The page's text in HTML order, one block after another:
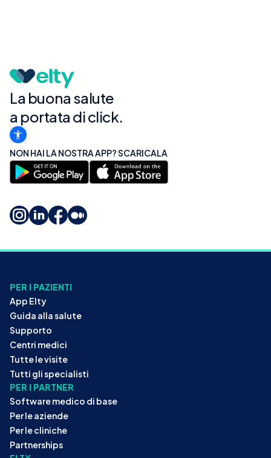
La buona salute
a portata di click.
NON HAI LA NOSTRA APP? SCARICALA
PER I PAZIENTI
App Elty
Guida alla salute
Supporto
Centri medici
Tutte le visite
Tutti gli specialisti
PER I PARTNER
Software medico di base
Per le aziende
Per le cliniche
Partnerships